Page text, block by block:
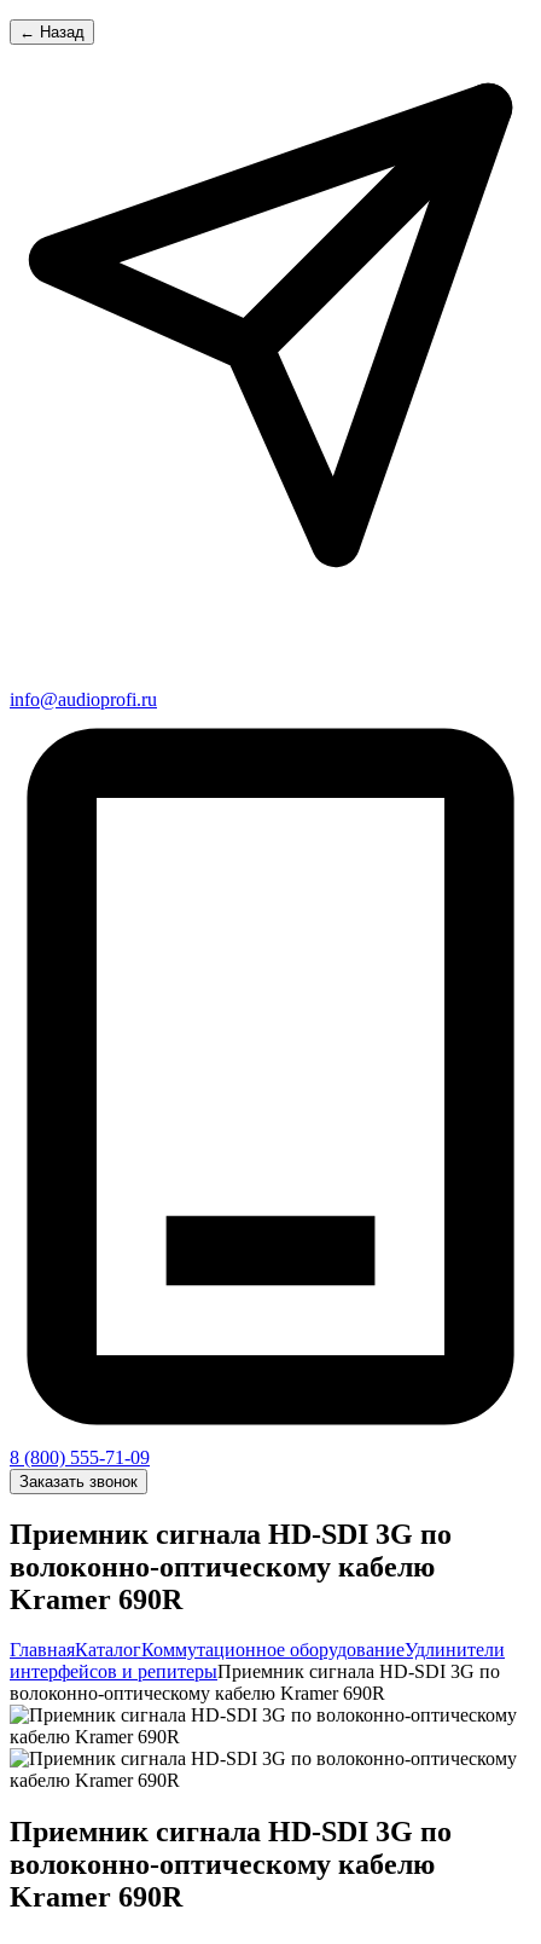
← Назад
info@audioprofi.ru
8 (800) 555-71-09
Заказать звонок
Приемник сигнала HD-SDI 3G по
волоконно-оптическому кабелю
Kramer 690R
ГлавнаяКаталогКоммутационное оборудованиеУдлинители
интерфейсов и репитерыПриемник сигнала HD-SDI 3G по
волоконно-оптическому кабелю Kramer 690R
Приемник сигнала HD-SDI 3G по
волоконно-оптическому кабелю
Kramer 690R